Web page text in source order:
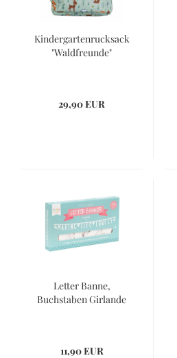
Kindergartenrucksack
"Waldfreunde"
29,90 EUR
Letter Banne,
Buchstaben Girlande
11,90 EUR